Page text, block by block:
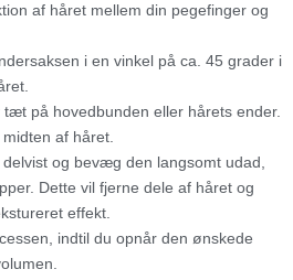
af håret mellem din pegefinger og
i en vinkel på ca. 45 grader i
tæt på hovedbunden eller hårets ender.
af håret.
delvist og bevæg den langsomt udad,
Dette vil fjerne dele af håret og
effekt.
indtil du opnår den ønskede